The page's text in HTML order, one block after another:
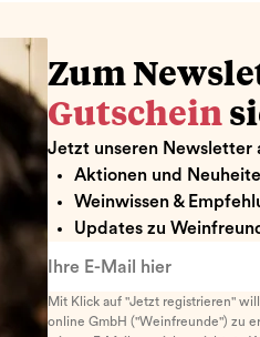
Zum
Gutschein
Jetzt unseren Newsletter
Aktionen und
Weinwissen &
Updates zu
Mit Klick auf "Jetzt registrieren"
online GmbH ("Weinfreunde") zu